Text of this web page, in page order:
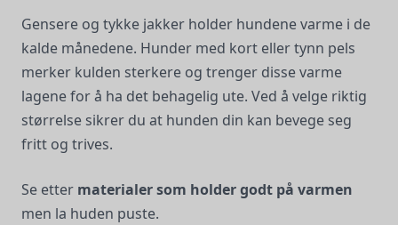
Gensere og tykke jakker holder hundene varme i de
kalde månedene. Hunder med kort eller tynn pels
merker kulden sterkere og trenger disse varme
lagene for å ha det behagelig ute. Ved å velge riktig
størrelse sikrer du at hunden din kan bevege seg
fritt og trives.
Se etter materialer som holder godt på varmen
men la huden puste.